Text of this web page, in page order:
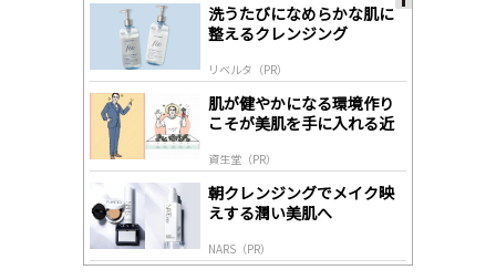
洗うたびになめらかな肌に
整えるクレンジング
リベルタ（PR）
肌が健やかになる環境作り
こそが美肌を手に入れる近
資生堂（PR）
朝クレンジングでメイク映
えする潤い美肌へ
NARS（PR）